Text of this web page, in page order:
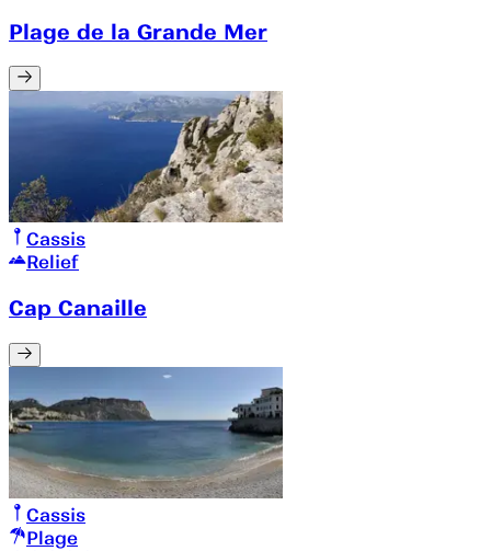
Plage de la Grande Mer
Cassis
Relief
Cap Canaille
Cassis
Plage